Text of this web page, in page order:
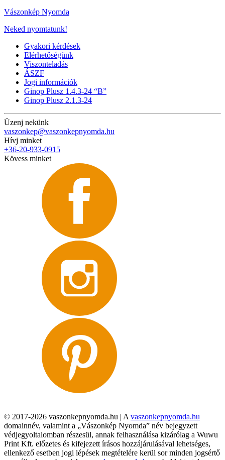
Vászonkép Nyomda
Neked nyomtatunk!
Gyakori kérdések
Elérhetőségünk
Viszonteladás
ÁSZF
Jogi információk
Ginop Plusz 1.4.3-24 “B”
Ginop Plusz 2.1.3-24
Üzenj nekünk
vaszonkep@vaszonkepnyomda.hu
Hívj minket
+36-20-933-0915
Kövess minket
© 2017-2026 vaszonkepnyomda.hu | A vaszonkepnyomda.hu
domainnév, valamint a „Vászonkép Nyomda” név bejegyzett
védjegyoltalomban részesül, annak felhasználása kizárólag a Wuwu
Print Kft. előzetes és kifejezett írásos hozzájárulásával lehetséges,
ellenkező esetben jogi lépések megtételére kerül sor minden jogsértő